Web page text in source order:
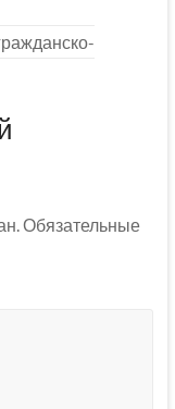
Обязательные